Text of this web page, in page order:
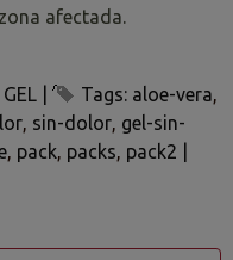
afectada.
Tags: aloe-vera
sin-dolor gel-sin-
pack packs pack2